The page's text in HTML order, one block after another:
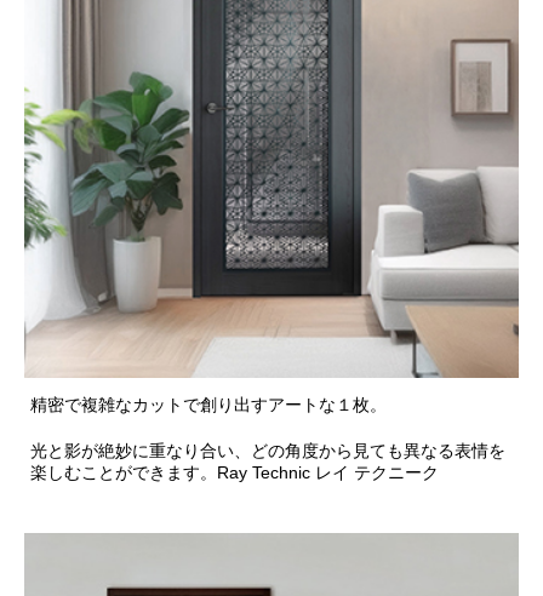
精密で複雑なカットで創り出すアートな１枚。
光と影が絶妙に重なり合い、どの角度から見ても異なる表情を
楽しむことができます。Ray Technic レイ テクニーク